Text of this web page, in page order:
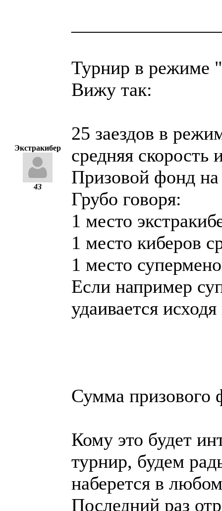
Экстракибер
43
Турнир в
Вижу так:
25 заездов в
средняя скорость
Призовой фонд
Грубо говоря:
1 место
1 место киберов
1 место
Если например
удаивается
Сумма призового
Кому это будет
турнир, будем
наберется в
Последний раз